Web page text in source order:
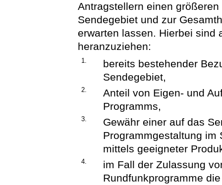
Antragstellern einen
Sendegebiet und zur
erwarten lassen. Hierbei sind
heranzuziehen:
1.
bereits bestehender
Sendegebiet,
2.
Anteil von Eigen- und
Programms,
3.
Gewähr einer auf das
Programmgestaltung im
mittels geeigneter
4.
im Fall der Zulassung
Rundfunkprogramme